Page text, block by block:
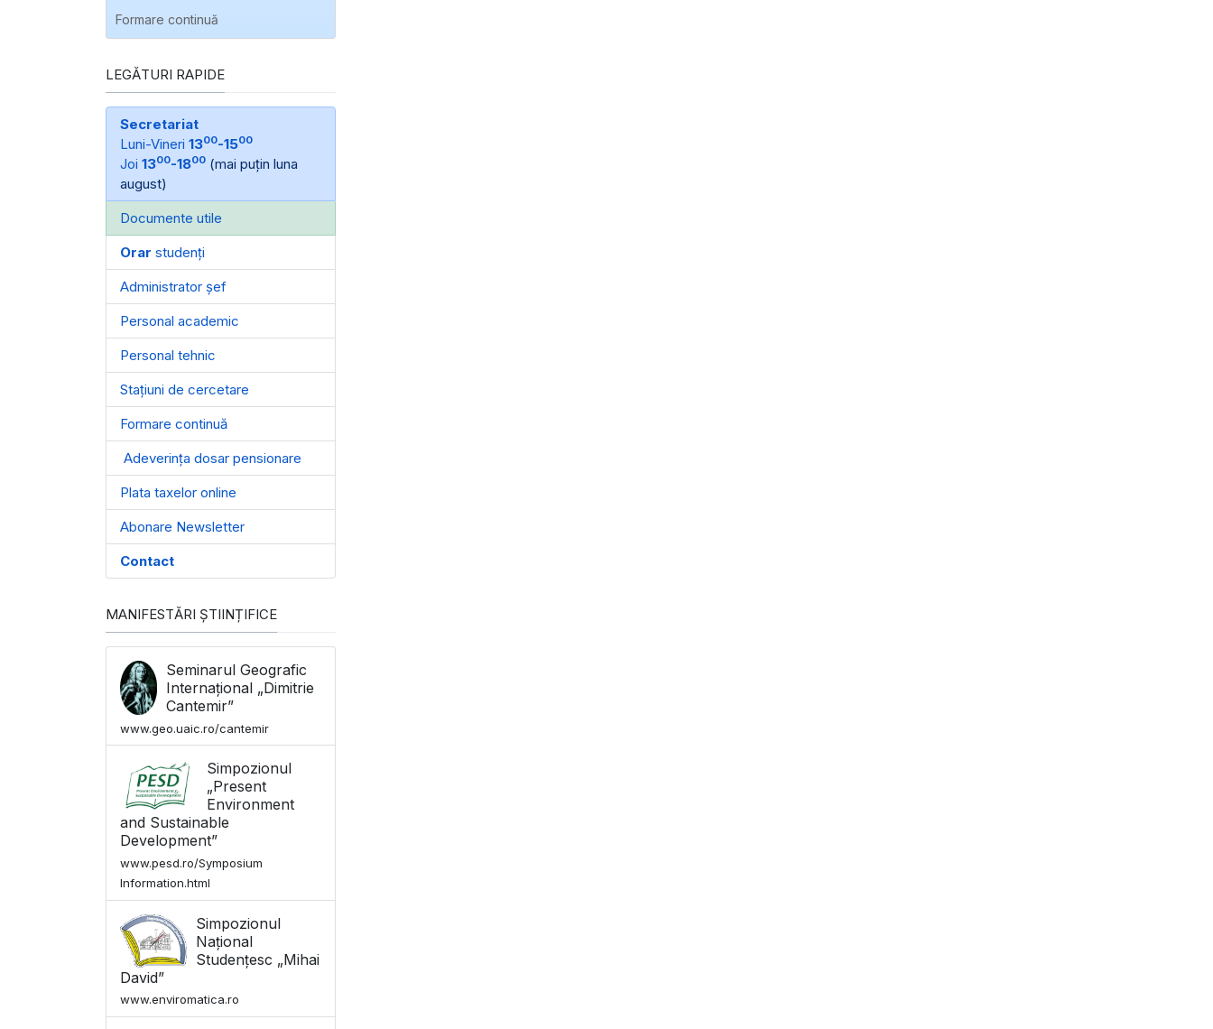
Formare continuă
LEGĂTURI RAPIDE
Secretariat
Luni-Vineri 1300-1500
Joi 1300-1800 (mai puțin luna
august)
Documente utile
Orar studenți
Administrator șef
Personal academic
Personal tehnic
Stațiuni de cercetare
Formare continuă
Adeverința dosar pensionare
Plata taxelor online
Abonare Newsletter
Contact
MANIFESTĂRI ȘTIINȚIFICE
Seminarul Geografic
Internațional „Dimitrie
Cantemir”
www.geo.uaic.ro/cantemir
Simpozionul
„Present
Environment
and Sustainable
Development”
www.pesd.ro/Symposium
Information.html
Simpozionul
Național
Studențesc „Mihai
David”
www.enviromatica.ro